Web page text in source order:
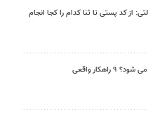
از کد پستی تا ثنا کدام را کجا انجام
واقعی